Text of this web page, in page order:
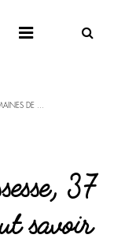
DE ...
37
savoir